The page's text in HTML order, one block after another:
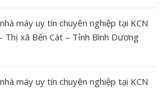
máy uy tín chuyên nghiệp tại KCN
Thị xã Bến Cát – Tỉnh Bình Dương
máy uy tín chuyên nghiệp tại KCN